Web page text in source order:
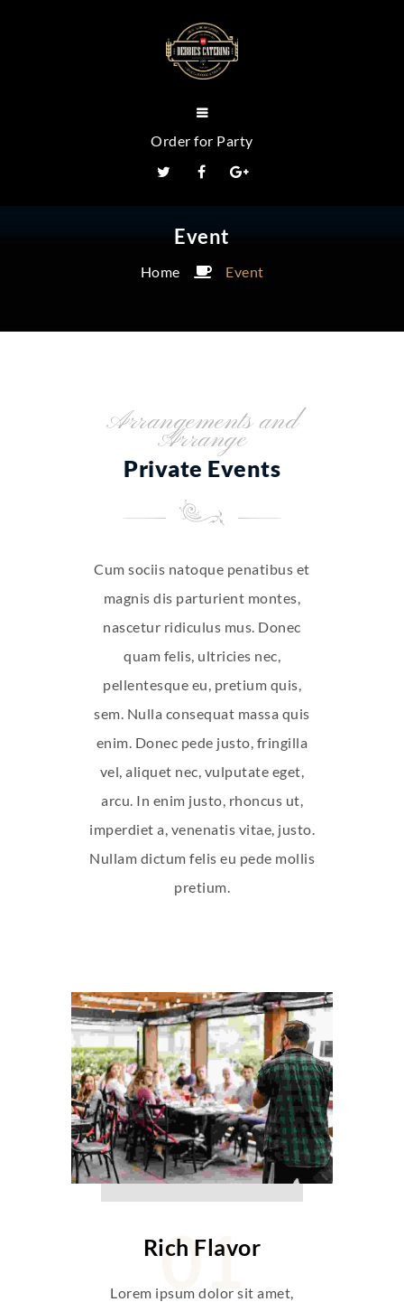
Order for Party
Event
Home Event
Arrangements and
Arrange
Private Events
Cum sociis natoque penatibus et
magnis dis parturient montes,
nascetur ridiculus mus. Donec
quam felis, ultricies nec,
pellentesque eu, pretium quis,
sem. Nulla consequat massa quis
enim. Donec pede justo, fringilla
vel, aliquet nec, vulputate eget,
arcu. In enim justo, rhoncus ut,
imperdiet a, venenatis vitae, justo.
Nullam dictum felis eu pede mollis
pretium.
Rich Flavor
Lorem ipsum dolor sit amet,